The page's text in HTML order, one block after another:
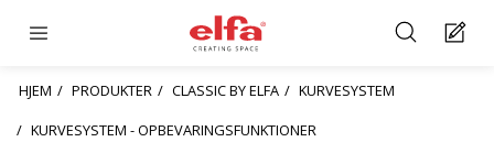
HJEM PRODUKTER CLASSIC BY ELFA
KURVESYSTEM
KURVESYSTEM - OPBEVARINGSFUNKTIONER